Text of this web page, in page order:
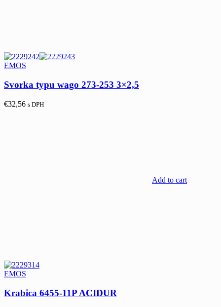
EMOS
Svorka typu wago 273-253 3×2,5
€32,56 s DPH
Add to cart
EMOS
Krabica 6455-11P ACIDUR